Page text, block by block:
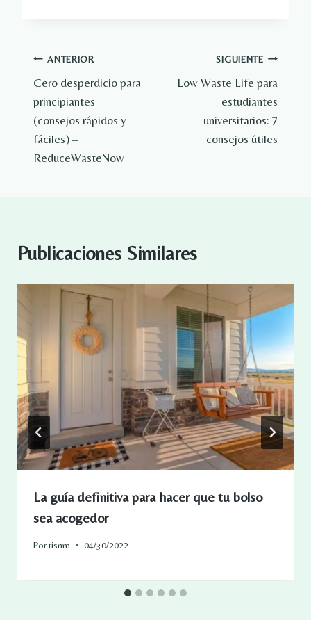
Navegación
de
entradas
ANTERIOR
Cero desperdicio para
principiantes
(consejos rápidos y
fáciles) –
ReduceWasteNow
SIGUIENTE
Low Waste Life para
estudiantes
universitarios: 7
consejos útiles
Publicaciones Similares
La guía definitiva para hacer que tu bolso
sea acogedor
Portisnm 04/30/2022